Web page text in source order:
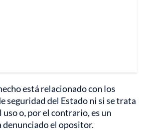
está relacionado con los
seguridad del Estado ni si se trata
o, por el contrario, es un
denunciado el opositor.